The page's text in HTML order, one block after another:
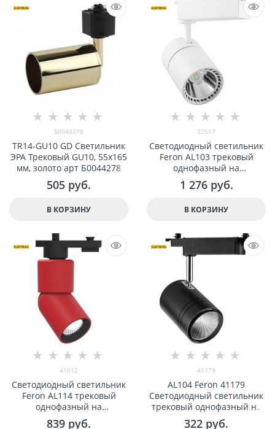
Б0044278
TR14-GU10 GD Светильник
ЭРА Трековый GU10, 55x165
мм, золото арт Б0044278
505 руб.
В КОРЗИНУ
32517
Светодиодный светильник
Feron AL103 трековый
однофазный на
шинопровод 30W 2700K, 35
градусов, белый арт 32517
1 276 руб.
В КОРЗИНУ
41012
Светодиодный светильник
Feron AL114 трековый
однофазный на
шинопровод 10W 4000K 35
839 руб.
41179
AL104 Feron 41179
Светодиодный светильник
трековый однофазный на
шинопровод 30W 4000K, 35
322 руб.